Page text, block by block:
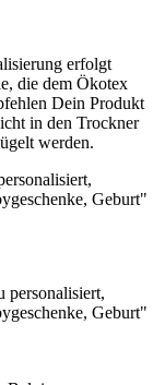
erfolgt
die dem Ökotex
Dein Produkt
in den Trockner
werden.
Geburt"
personalisiert,
Geburt"